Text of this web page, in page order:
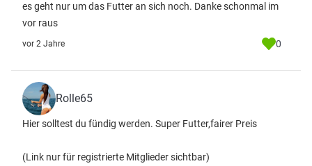
es geht nur um das Futter an sich noch. Danke schonmal im
vor raus
vor 2 Jahre 0
Rolle65
Hier solltest du fündig werden. Super Futter,fairer Preis
(Link nur für registrierte Mitglieder sichtbar)